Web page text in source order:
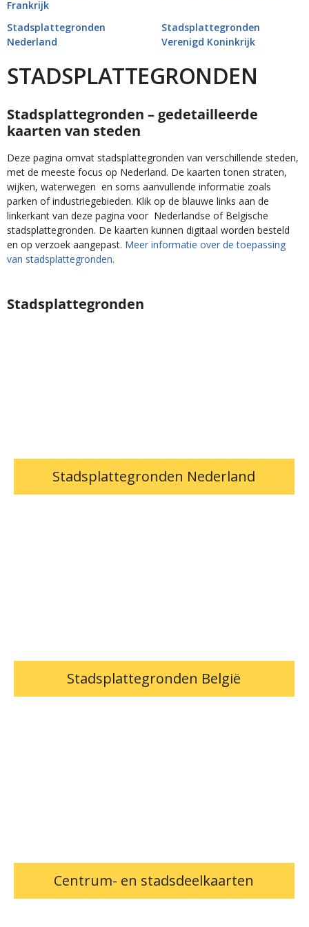
Frankrijk
Stadsplattegronden
Nederland
Stadsplattegronden
Verenigd Koninkrijk
STADSPLATTEGRONDEN
Stadsplattegronden – gedetailleerde
kaarten van steden
Deze pagina omvat stadsplattegronden van verschillende steden,
met de meeste focus op Nederland. De kaarten tonen straten,
wijken, waterwegen en soms aanvullende informatie zoals
parken of industriegebieden. Klik op de blauwe links aan de
linkerkant van deze pagina voor Nederlandse of Belgische
stadsplattegronden. De kaarten kunnen digitaal worden besteld
en op verzoek aangepast. Meer informatie over de toepassing
van stadsplattegronden.
Stadsplattegronden
Stadsplattegronden Nederland
Stadsplattegronden België
Centrum- en stadsdeelkaarten